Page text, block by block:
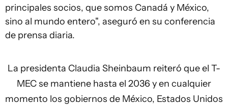
principales socios, que somos Canadá y México,
sino al mundo entero", aseguró en su conferencia
de prensa diaria.
La presidenta Claudia Sheinbaum reiteró que el T-
MEC se mantiene hasta el 2036 y en cualquier
momento los gobiernos de México, Estados Unidos